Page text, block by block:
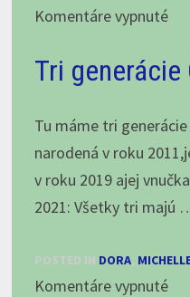
Komentáre vypnuténa
Tri generácie
Tu máme tri
narodená v roku
v roku 2019 ajej
2021: Všetky tri majú
POSTED IN DORA,
Komentáre vypnuténa